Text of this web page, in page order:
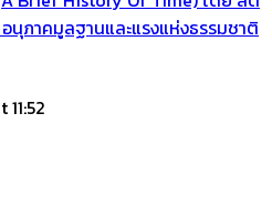
นุภาคมูลฐานและแรงแห่งธรรมชาติ